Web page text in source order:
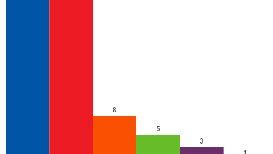
8
5
3